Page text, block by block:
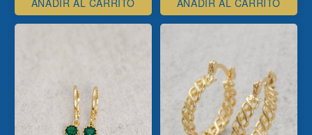
AÑADIR AL CARRITO AÑADIR AL CARRITO